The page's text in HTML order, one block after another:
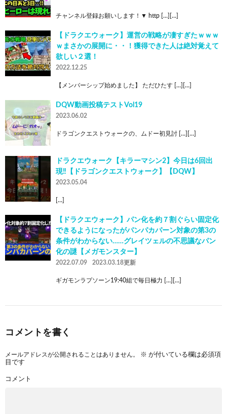
チャンネル登録お願いします！▼ http […][…]
【ドラクエウォーク】運営の戦略が凄すぎたｗｗｗ
ｗまさかの展開に・・！獲得できた人は絶対覚えて
欲しい２選！
2022.12.25
【メンバーシップ始めました】 ただひたす […][…]
DQW動画投稿テストVol19
2023.06.02
ドラゴンクエストウォークの、ムドー初見討 […][…]
ドラクエウォーク【キラーマシン2】今日は6回出
現‼️【ドラゴンクエストウォーク】【DQW】
2023.05.04
[…]
【ドラクエウォーク】パン化を約７割ぐらい固定化
できるようになったがパンパカパーン対象の第3の
条件がわからない……グレイツェルの不思議なパン
化の謎【メガモンスター】
2022.07.09 2023.03.18更新
ギガモンラプソーン19:40組で毎日極力 […][…]
コメントを書く
メールアドレスが公開されることはありません。 ※ が付いている欄は必須項
目です
コメント